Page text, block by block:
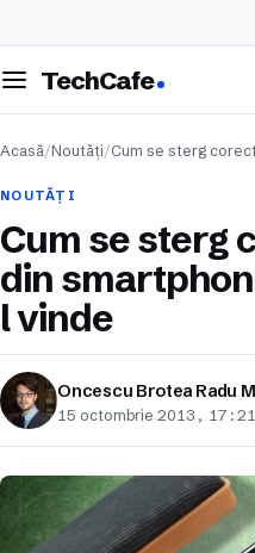
meniul
TechCafe
Acasă/Noutăți/Cum se sterg
NOUTĂȚI
Cum se sterg
din
l vinde
Oncescu Brotea Radu
15 octombrie 2013, 17:21